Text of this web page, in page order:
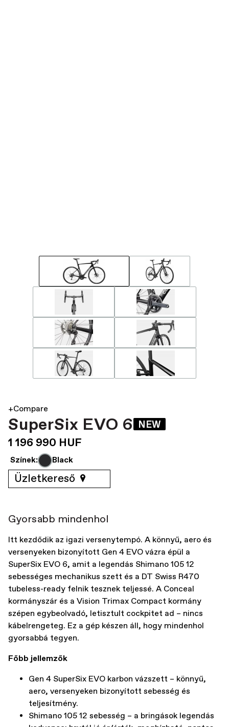
+Compare
SuperSix EVO 6 NEW
1 196 990 HUF
Színek: Black
Üzletkereső
Gyorsabb mindenhol
Itt kezdődik az igazi versenytempó. A könnyű, aero és
versenyeken bizonyított Gen 4 EVO vázra épül a
SuperSix EVO 6, amit a legendás Shimano 105 12
sebességes mechanikus szett és a DT Swiss R470
tubeless-ready felnik tesznek teljessé. A Conceal
kormányszár és a Vision Trimax Compact kormány
szépen egybeolvadó, letisztult cockpitet ad – nincs
kábelrengeteg. Ez a gép készen áll, hogy mindenhol
gyorsabbá tegyen.
Főbb jellemzők
Gen 4 SuperSix EVO karbon vázszett – könnyű,
aero, versenyeken bizonyított sebesség és
teljesítmény.
Shimano 105 12 sebesség – a bringások legendás